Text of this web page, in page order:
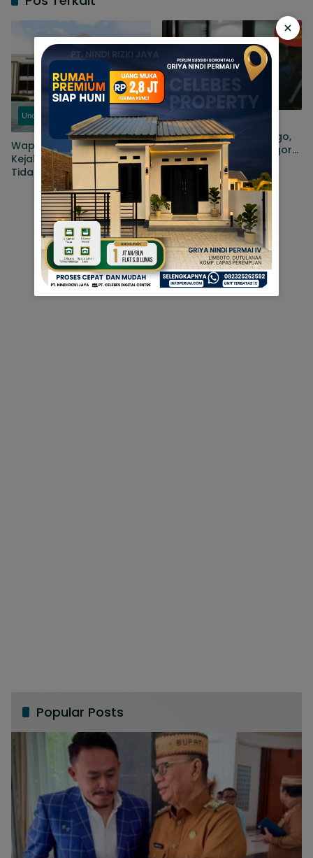
Uncategorized
Wapres Bem UG, Minta
Kejaksaan Negeri Kabgor
Tidak Tebang Pilih Untuk
Dugaan Kasus Korupsi
Kriminal
Dugaan Korupsi Kredit
Investasi Di Bank Sulutgo,
Kejaksaan Negeri Kabgor
Tahan Dua Dari Tiga
Tersangka
Popular Posts
×